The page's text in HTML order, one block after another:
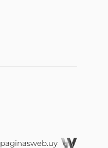
paginasweb.uy